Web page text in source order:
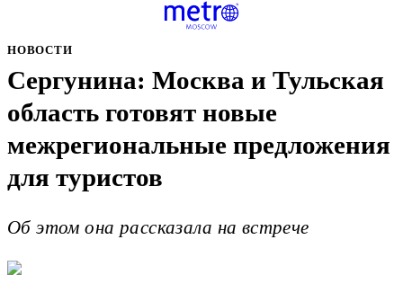
НОВОСТИ
Сергунина: Москва и Тульская
область готовят новые
межрегиональные предложения
для туристов
Об этом она рассказала на встрече